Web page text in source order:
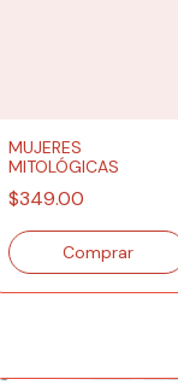
MUJERES
MITOLÓGICAS
$349.00